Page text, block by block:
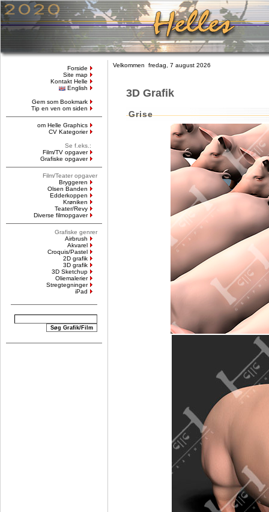
Forside
Site map
Kontakt Helle
English
Gem som Bookmark
Tip en ven om siden
om Helle Graphics
CV Kategorier
Se f.eks.:
Film/TV opgaver
Grafiske opgaver
Film/Teater opgaver
Bryggeren
Olsen Banden
Edderkoppen
Krøniken
Teater/Revy
Diverse filmopgaver
Grafiske genrer
Airbrush
Akvarel
Croquis/Pastel
2D grafik
3D grafik
3D Sketchup
Oliemalerier
Stregtegninger
iPad
Velkommen fredag, 7 august 2026
3D Grafik
Grise